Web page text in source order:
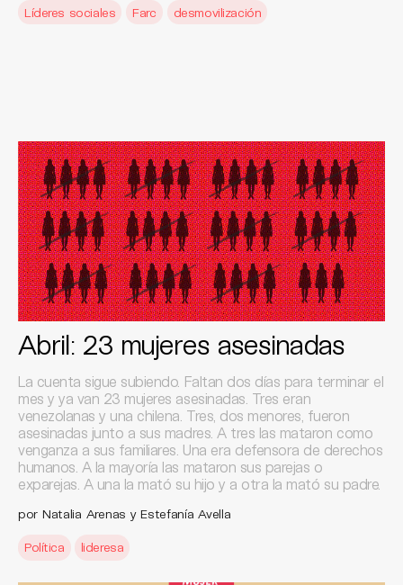
Líderes sociales
Farc desmovilización
Abril: 23 mujeres asesinadas
La cuenta sigue subiendo. Faltan dos días para terminar el
mes y ya van 23 mujeres asesinadas. Tres eran
venezolanas y una chilena. Tres, dos menores, fueron
asesinadas junto a sus madres. A tres las mataron como
venganza a sus familiares. Una era defensora de derechos
humanos. A la mayoría las mataron sus parejas o
exparejas. A una la mató su hijo y a otra la mató su padre.
por Natalia Arenas y Estefanía Avella
Política lideresa